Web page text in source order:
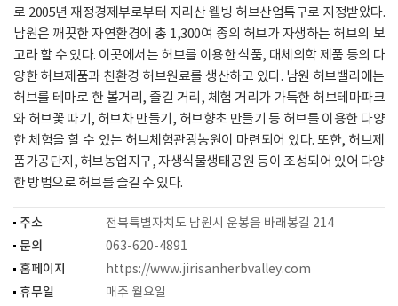
로 2005년 재정경제부로부터 지리산 웰빙 허브산업특구로 지정받았다.
남원은 깨끗한 자연환경에 총 1,300여 종의 허브가 자생하는 허브의 보
고라 할 수 있다. 이곳에서는 허브를 이용한 식품, 대체의학 제품 등의 다
양한 허브제품과 친환경 허브원료를 생산하고 있다. 남원 허브밸리에는
허브를 테마로 한 볼거리, 즐길 거리, 체험 거리가 가득한 허브테마파크
와 허브꽃 따기, 허브차 만들기, 허브향초 만들기 등 허브를 이용한 다양
한 체험을 할 수 있는 허브체험관광농원이 마련되어 있다. 또한, 허브제
품가공단지, 허브농업지구, 자생식물생태공원 등이 조성되어 있어 다양
한 방법으로 허브를 즐길 수 있다.
주소
전북특별자치도 남원시 운봉읍 바래봉길 214
문의
063-620-4891
홈페이지
https://www.jirisanherbvalley.com
휴무일
매주 월요일